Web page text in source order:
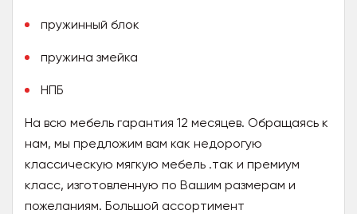
пружинный блок
пружина змейка
НПБ
На всю мебель гарантия 12 месяцев. Обращаясь к
нам, мы предложим вам как недорогую
классическую мягкую мебель .так и премиум
класс, изготовленную по Вашим размерам и
пожеланиям. Большой ассортимент